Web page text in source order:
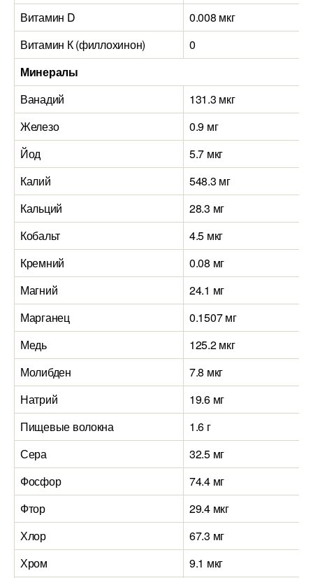
Витамин D
0.008 мкг
Витамин К (филлохинон)
0
Минералы
Ванадий
131.3 мкг
Железо
0.9 мг
Йод
5.7 мкг
Калий
548.3 мг
Кальций
28.3 мг
Кобальт
4.5 мкг
Кремний
0.08 мг
Магний
24.1 мг
Марганец
0.1507 мг
Медь
125.2 мкг
Молибден
7.8 мкг
Натрий
19.6 мг
Пищевые волокна
1.6 г
Сера
32.5 мг
Фосфор
74.4 мг
Фтор
29.4 мкг
Хлор
67.3 мг
Хром
9.1 мкг